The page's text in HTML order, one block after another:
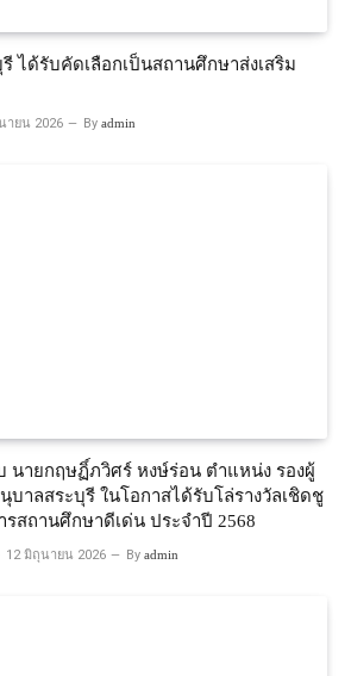
ได้รับคัดเลือกเป็นสถานศึกษาส่งเสริม
ายน 2026 By admin
นายกฤษฏิ์ภวิศร์ หงษ์ร่อน ตำแหน่ง รองผู้
บาลสระบุรี ในโอกาสได้รับโล่รางวัลเชิดชู
รสถานศึกษาดีเด่น ประจำปี 2568
12 มิถุนายน 2026 By admin